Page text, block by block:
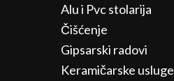
Alu i Pvc stolarija
Čišćenje
Gipsarski radovi
Keramičarske usluge